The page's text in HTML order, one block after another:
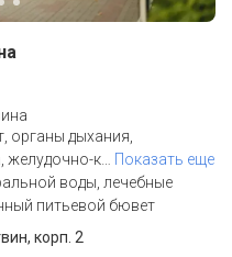
органы дыхания,
желудочно-к
Показать еще
воды, лечебные
питьевой бювет
корп. 2